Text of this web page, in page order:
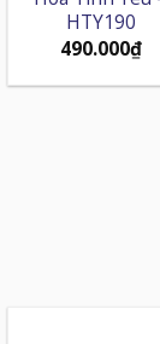
HTY190
490.000₫